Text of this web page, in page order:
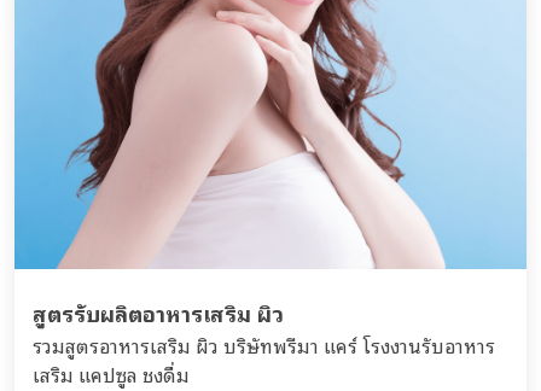
สูตรรับผลิตอาหารเสริม ผิว
รวมสูตรอาหารเสริม ผิว บริษัทพรีมา แคร์ โรงงานรับอาหาร
เสริม แคปซูล ชงดื่ม